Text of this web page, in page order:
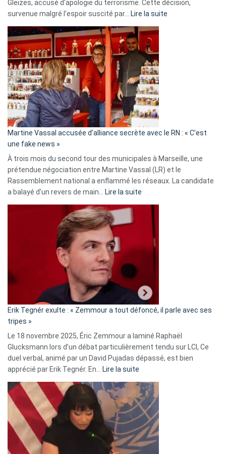
Gleizes, accusé d’apologie du terrorisme. Cette décision,
survenue malgré l’espoir suscité par…
Lire la suite
Algérie
Martine Vassal accusée d’alliance secrète avec le RN : « C’est
une fake news »
À trois mois du second tour des municipales à Marseille, une
prétendue négociation entre Martine Vassal (LR) et le
Rassemblement national a enflammé les réseaux. La candidate
a balayé d’un revers de main…
Lire la suite
d’alliance
secrète
«
C’est
fake
news
»
Erik Tegnér exulte : « Zemmour a tout défoncé, il parle avec ses
tripes »
Le 18 novembre 2025, Éric Zemmour a laminé Raphaël
Glucksmann lors d’un débat particulièrement tendu sur LCI, Ce
duel verbal, animé par un David Pujadas dépassé, est bien
apprécié par Erik Tegnér. En…
Lire la suite
Tegnér
exulte
« Zemmour
a
tout